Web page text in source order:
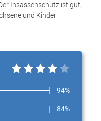
Insassenschutz ist gut,
und Kinder
94%
84%